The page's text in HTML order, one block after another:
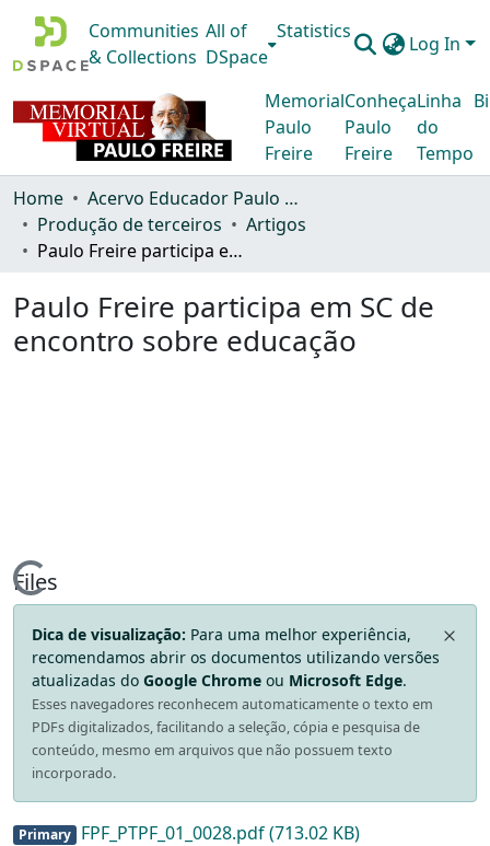
Communities
& Collections
All of
DSpace
Statistics
Log In
Memorial
Paulo
Freire
Conheça
Paulo
Freire
Linha
do
Tempo
Home
Acervo Educador Paulo Freire
Produção de terceiros
Artigos
Paulo Freire participa em SC de encontro sobre educação
Paulo Freire participa em SC de
encontro sobre educação
Loading...
Files
Dica de visualização: Para uma melhor experiência,
recomendamos abrir os documentos utilizando versões
atualizadas do Google Chrome ou Microsoft Edge.
Esses navegadores reconhecem automaticamente o texto em
PDFs digitalizados, facilitando a seleção, cópia e pesquisa de
conteúdo, mesmo em arquivos que não possuem texto
incorporado.
Primary FPF_PTPF_01_0028.pdf(713.02 KB)